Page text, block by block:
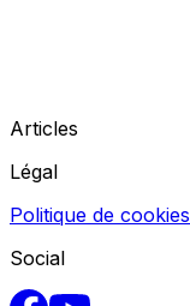
Articles
Légal
Politique de cookies
Social